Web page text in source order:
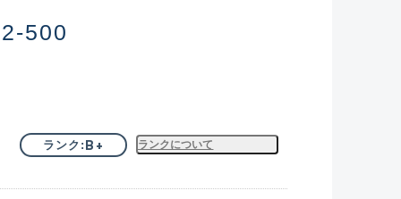
500
ランク B+ ランクについて